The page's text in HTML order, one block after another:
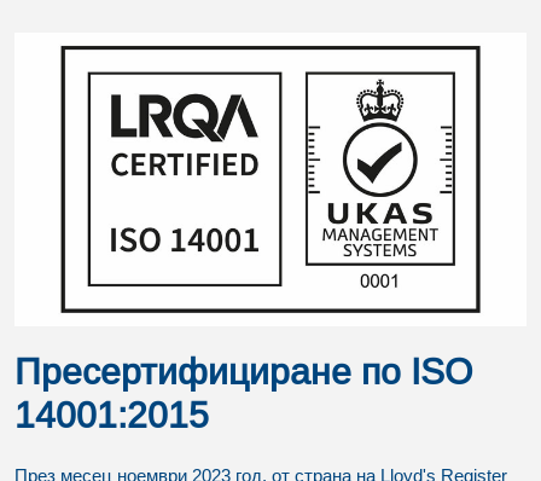
Пресертифициране по ISO
14001:2015
През месец ноември 2023 год. от страна на Lloyd's Register